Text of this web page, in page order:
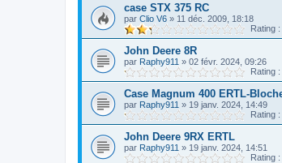
case STX 375 RC
par Clio V6 » 11 déc. 2009, 18:18
Rating
John Deere 8R
par Raphy911 » 02 févr. 2024, 09:26
Rating
Case Magnum 400 ERTL-
par Raphy911 » 19 janv. 2024, 14:49
Rating
John Deere 9RX ERTL
par Raphy911 » 19 janv. 2024, 14:51
Rating